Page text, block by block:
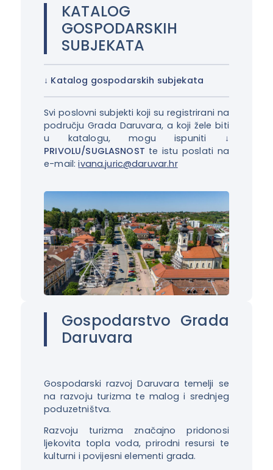
KATALOG
GOSPODARSKIH
SUBJEKATA
Katalog gospodarskih subjekata
Svi poslovni subjekti koji su registrirani na
području Grada Daruvara, a koji žele biti
u katalogu, mogu ispuniti
PRIVOLU/SUGLASNOST te istu poslati na
e-mail:ivana.juric@daruvar.hr
Gospodarstvo Grada
Daruvara
Gospodarski razvoj Daruvara temelji se
na razvoju turizma te malog i srednjeg
poduzetništva.
Razvoju turizma značajno pridonosi
ljekovita topla voda, prirodni resursi te
kulturni i povijesni elementi grada.